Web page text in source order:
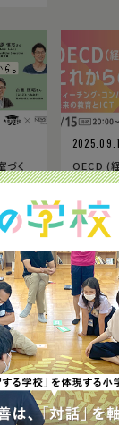
づく
ること
OECD (
す、これ
〜ティ
み解く未